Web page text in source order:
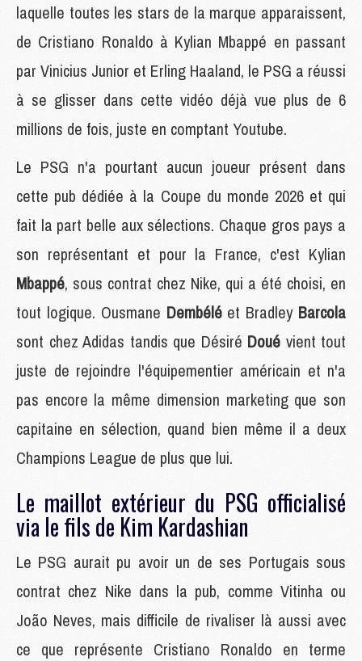
laquelle toutes les stars de la marque apparaissent,
de Cristiano Ronaldo à Kylian Mbappé en passant
par Vinicius Junior et Erling Haaland, le PSG a réussi
à se glisser dans cette vidéo déjà vue plus de 6
millions de fois, juste en comptant Youtube.
Le PSG n'a pourtant aucun joueur présent dans
cette pub dédiée à la Coupe du monde 2026 et qui
fait la part belle aux sélections. Chaque gros pays a
son représentant et pour la France, c'est Kylian
Mbappé, sous contrat chez Nike, qui a été choisi, en
tout logique. Ousmane Dembélé et Bradley Barcola
sont chez Adidas tandis que Désiré Doué vient tout
juste de rejoindre l'équipementier américain et n'a
pas encore la même dimension marketing que son
capitaine en sélection, quand bien même il a deux
Champions League de plus que lui.
Le maillot extérieur du PSG officialisé
via le fils de Kim Kardashian
Le PSG aurait pu avoir un de ses Portugais sous
contrat chez Nike dans la pub, comme Vitinha ou
João Neves, mais difficile de rivaliser là aussi avec
ce que représente Cristiano Ronaldo en terme